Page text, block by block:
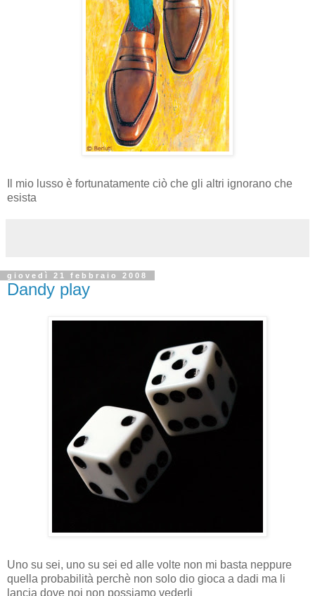
Il mio lusso è fortunatamente ciò che gli altri ignorano che
esista
giovedì 21 febbraio 2008
Dandy play
Uno su sei, uno su sei ed alle volte non mi basta neppure
quella probabilità perchè non solo dio gioca a dadi ma li
lancia dove noi non possiamo vederli